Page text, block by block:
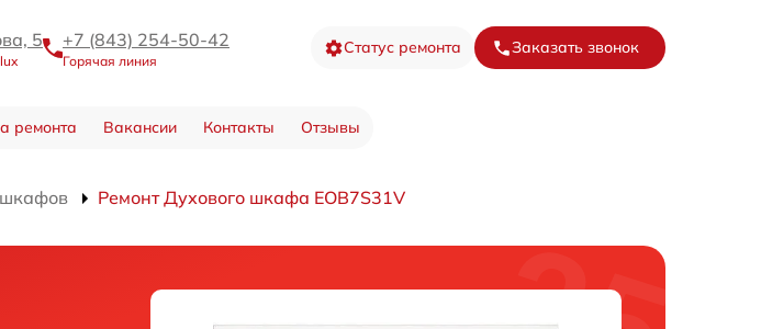
5 +7 (843) 254-50-42
Горячая линия
Статус ремонта Заказать звонок
ремонта Вакансии Контакты Отзывы
Ремонт Духового шкафа EOB7S31V